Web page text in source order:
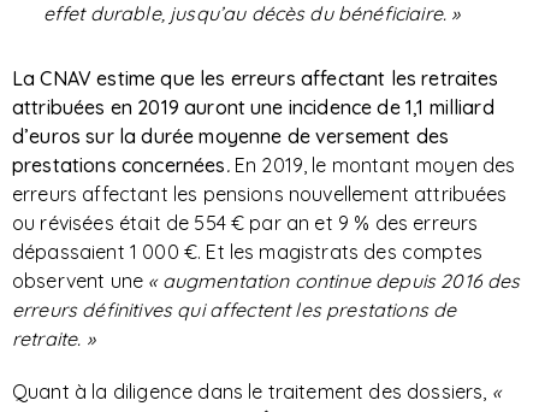
effet durable, jusqu’au décès du bénéficiaire. »
La CNAV estime que les erreurs affectant les retraites
attribuées en 2019 auront une incidence de 1,1 milliard
d’euros sur la durée moyenne de versement des
prestations concernées.En 2019, le montant moyen des
erreurs affectant les pensions nouvellement attribuées
ou révisées était de 554 € par an et 9 % des erreurs
dépassaient 1 000 €. Et les magistrats des comptes
observent une « augmentation continue depuis 2016 des
erreurs définitives qui affectent les prestations de
retraite. »
Quant à la diligence dans le traitement des dossiers, «